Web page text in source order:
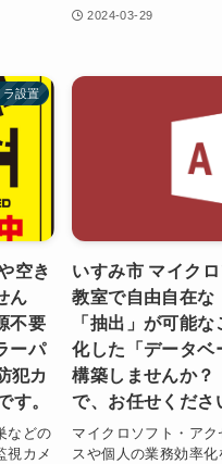
2024-03-29
ラ設置
空き
ん
不要
ーパ
犯カ
す。
などの
視カメ
いすみ市 マイク
教室で自由自在な
「抽出」が可能
化した「データベ
構築しませんか？
で、お任せくださ
マイクロソフト・ア
スや個人の業務効率